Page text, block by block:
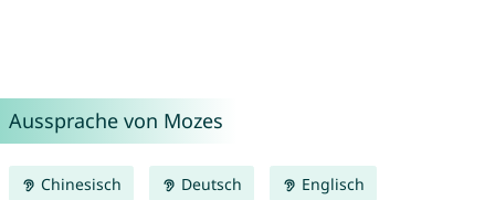
Aussprache von Mozes
Chinesisch Deutsch Englisch